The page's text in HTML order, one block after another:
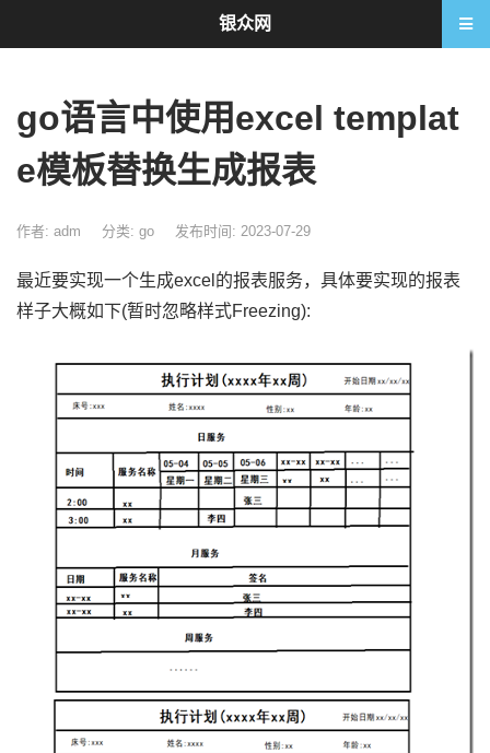
go语言中使用excel templat
e模板替换生成报表
作者: adm 分类: go 发布时间: 2023-07-29
最近要实现一个生成excel的报表服务，具体要实现的报表
样子大概如下(暂时忽略样式Freezing):
银众网